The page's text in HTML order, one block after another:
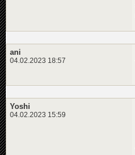
ani
04.02.2023 18:57
Yoshi
04.02.2023 15:59